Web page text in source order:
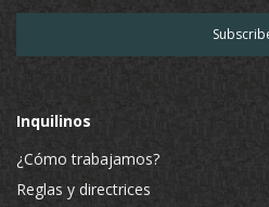
Inquilinos
¿Cómo trabajamos?
Reglas y directrices